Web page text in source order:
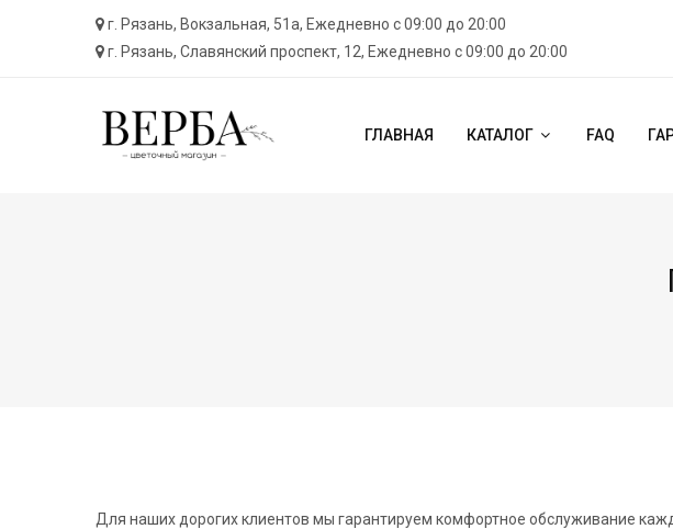
г. Рязань, ​Вокзальная, 51а, Ежедневно с 09:00 до 20:00
г. Рязань, Cлавянский проспект, 12, Ежедневно с 09:00 до 20:00
ГЛАВНАЯ КАТАЛОГ FAQ
Для наших дорогих клиентов мы гарантируем комфортное обслуживание